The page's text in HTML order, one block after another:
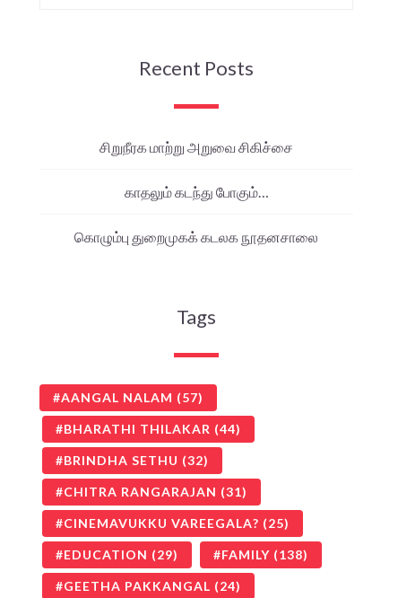
Recent Posts
சிறுநீரக மாற்று அறுவை சிகிச்சை
காதலும் கடந்து போகும்…
கொழும்பு துறைமுகக் கடலக நூதனசாலை
Tags
AANGAL NALAM (57)
BHARATHI THILAKAR (44)
BRINDHA SETHU (32)
CHITRA RANGARAJAN (31)
CINEMAVUKKU VAREEGALA? (25)
EDUCATION (29) FAMILY (138)
GEETHA PAKKANGAL (24)